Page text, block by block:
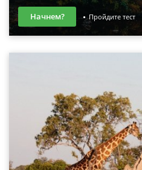
Начнем? Пройдите тест